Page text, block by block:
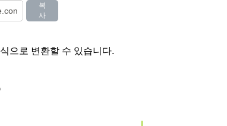
복
사
으로 변환할 수 있습니다.